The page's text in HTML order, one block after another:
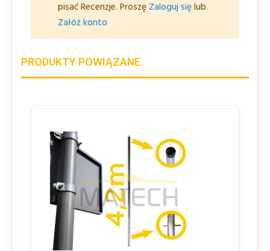
pisać Recenzje. Proszę Zaloguj sięlub
Załóż konto
PRODUKTY POWIĄZANE